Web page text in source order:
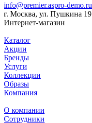
info@premier.aspro-demo.ru
г. Москва, ул. Пушкина 19
Интернет-магазин
Каталог
Акции
Бренды
Услуги
Коллекции
Образы
Компания
О компании
Сотрудники